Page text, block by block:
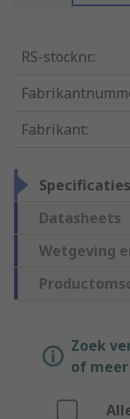
RS-stocknr.:
Fabrikant:
Specificaties
Datasheets
Wetgeving
Zoek
of